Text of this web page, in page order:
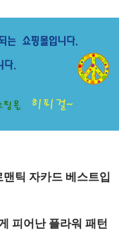
틱 자카드 베스트입
피어난 플라워 패턴